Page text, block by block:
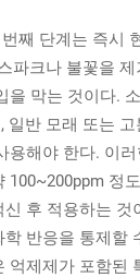
째 단계는 즉시
파크나 불꽃을
을 막는 것이다.
일반 모래 또는
용해야 한다. 이
100~200ppm 정
후 적용하는 것
반응을 통제할
억제제가 포함된